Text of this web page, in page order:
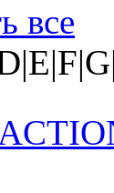
все